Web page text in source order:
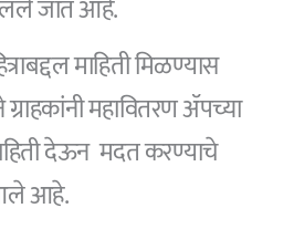
जात आहे.
माहिती मिळण्यास
महावितरण ॲपच्या
देऊन मदत करण्याचे
आहे.